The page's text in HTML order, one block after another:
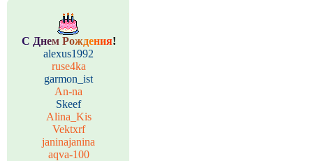
С Днем Рождения!
alexus1992
ruse4ka
garmon_ist
An-na
Skeef
Alina_Kis
Vektxrf
janinajanina
aqva-100